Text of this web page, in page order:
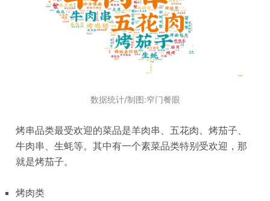
数据统计/制图:窄门餐眼
烤串品类最受欢迎的菜品是羊肉串、五花肉、烤茄子、
牛肉串、生蚝等。其中有一个素菜品类特别受欢迎，那
就是烤茄子。
烤肉类